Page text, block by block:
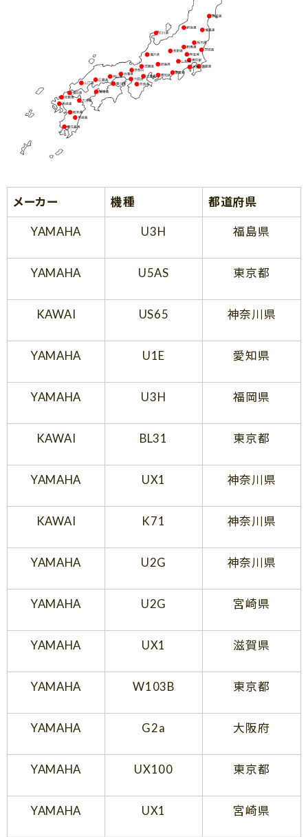
メーカー 機種 都道府県
YAMAHA U3H 福島県
YAMAHA U5AS 東京都
KAWAI US65 神奈川県
YAMAHA U1E 愛知県
YAMAHA U3H 福岡県
KAWAI BL31 東京都
YAMAHA UX1 神奈川県
KAWAI K71 神奈川県
YAMAHA U2G 神奈川県
YAMAHA U2G 宮崎県
YAMAHA UX1 滋賀県
YAMAHA W103B 東京都
YAMAHA G2a 大阪府
YAMAHA UX100 東京都
YAMAHA UX1 宮崎県